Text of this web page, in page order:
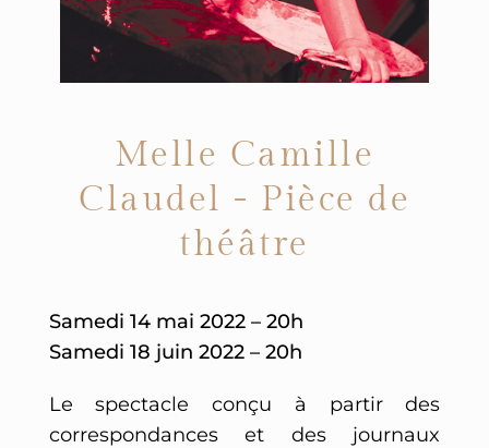
Melle Camille
Claudel - Pièce de
théâtre
Samedi 14 mai 2022 – 20h
Samedi 18 juin 2022 – 20h
Le spectacle conçu à partir des
correspondances et des journaux